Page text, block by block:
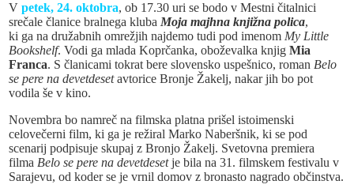
V petek, 24. oktobra, ob 17.30 uri se bodo v Mestni čitalnici
srečale članice bralnega kluba Moja majhna knjižna polica,
ki ga na družabnih omrežjih najdemo tudi pod imenom My Little
Bookshelf. Vodi ga mlada Koprčanka, oboževalka knjig Mia
Franca. S članicami tokrat bere slovensko uspešnico, roman Belo
se pere na devetdesetavtorice Bronje Žakelj, nakar jih bo pot
vodila še v kino.
Novembra bo namreč na filmska platna prišel istoimenski
celovečerni film, ki ga je režiral Marko Naberšnik, ki se pod
scenarij podpisuje skupaj z Bronjo Žakelj. Svetovna premiera
filma Belo se pere na devetdesetje bila na 31. filmskem festivalu v
Sarajevu, od koder se je vrnil domov z bronasto nagrado občinstva.